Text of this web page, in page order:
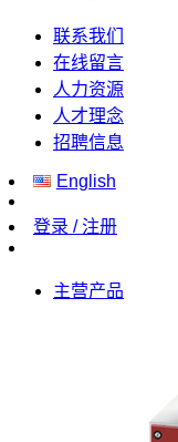
联系我们
在线留言
人力资源
人才理念
招聘信息
English
登录 / 注册
主营产品